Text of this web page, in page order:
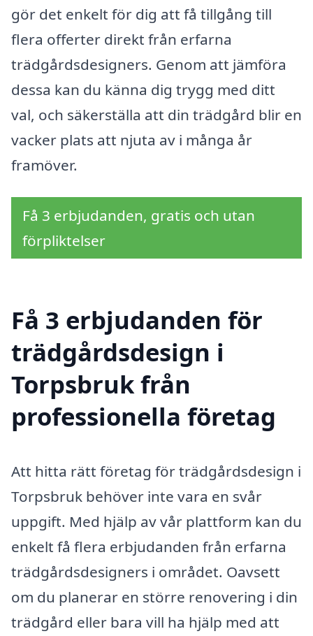
gör det enkelt för dig att få tillgång till
flera offerter direkt från erfarna
trädgårdsdesigners. Genom att jämföra
dessa kan du känna dig trygg med ditt
val, och säkerställa att din trädgård blir en
vacker plats att njuta av i många år
framöver.
Få 3 erbjudanden, gratis och utan
förpliktelser
Få 3 erbjudanden för
trädgårdsdesign i
Torpsbruk från
professionella företag
Att hitta rätt företag för trädgårdsdesign i
Torpsbruk behöver inte vara en svår
uppgift. Med hjälp av vår plattform kan du
enkelt få flera erbjudanden från erfarna
trädgårdsdesigners i området. Oavsett
om du planerar en större renovering i din
trädgård eller bara vill ha hjälp med att